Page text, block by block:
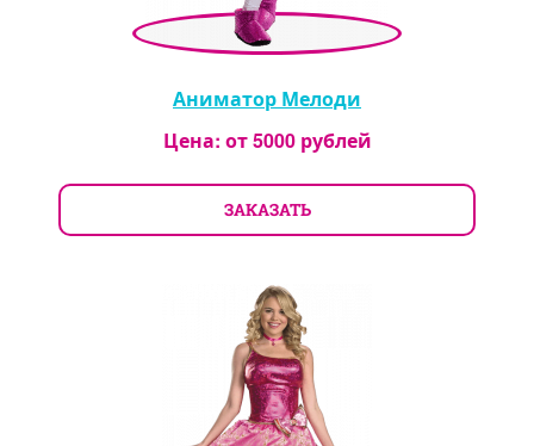
Аниматор Мелоди
Цена: от5000рублей
ЗАКАЗАТЬ